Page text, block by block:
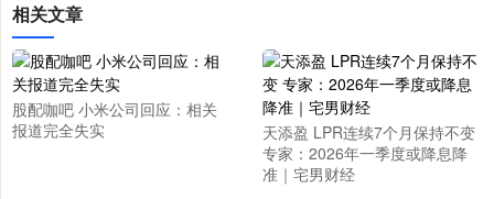
相关文章
股配咖吧 小米公司回应：相关
报道完全失实
天添盈 LPR连续7个月保持不变
专家：2026年一季度或降息降
准｜宅男财经